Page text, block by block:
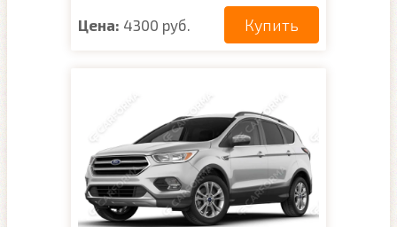
Цена: 4300 руб. Купить